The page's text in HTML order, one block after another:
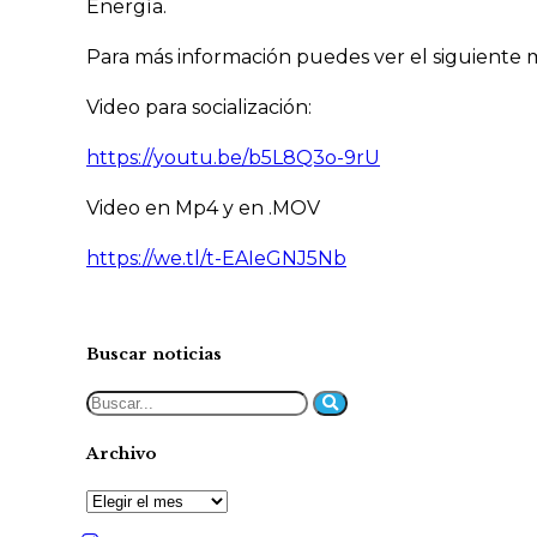
Energía.
Para más información puedes ver el siguiente
Video para socialización:
https://youtu.be/b5L8Q3o-9rU
Video en Mp4 y en .MOV
https://we.tl/t-EAIeGNJ5Nb
Buscar noticias
Archivo
Archivo